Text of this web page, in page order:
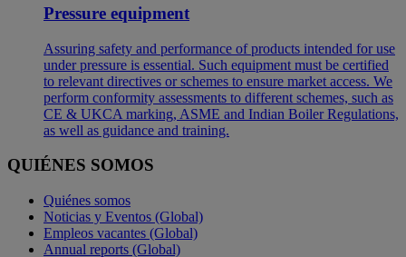
Pressure equipment
Assuring safety and performance of products intended for use
under pressure is essential. Such equipment must be certified
to relevant directives or schemes to ensure market access. We
perform conformity assessments to different schemes, such as
CE & UKCA marking, ASME and Indian Boiler Regulations,
as well as guidance and training.
QUIÉNES SOMOS
Quiénes somos
Noticias y Eventos (Global)
Empleos vacantes (Global)
Annual reports (Global)